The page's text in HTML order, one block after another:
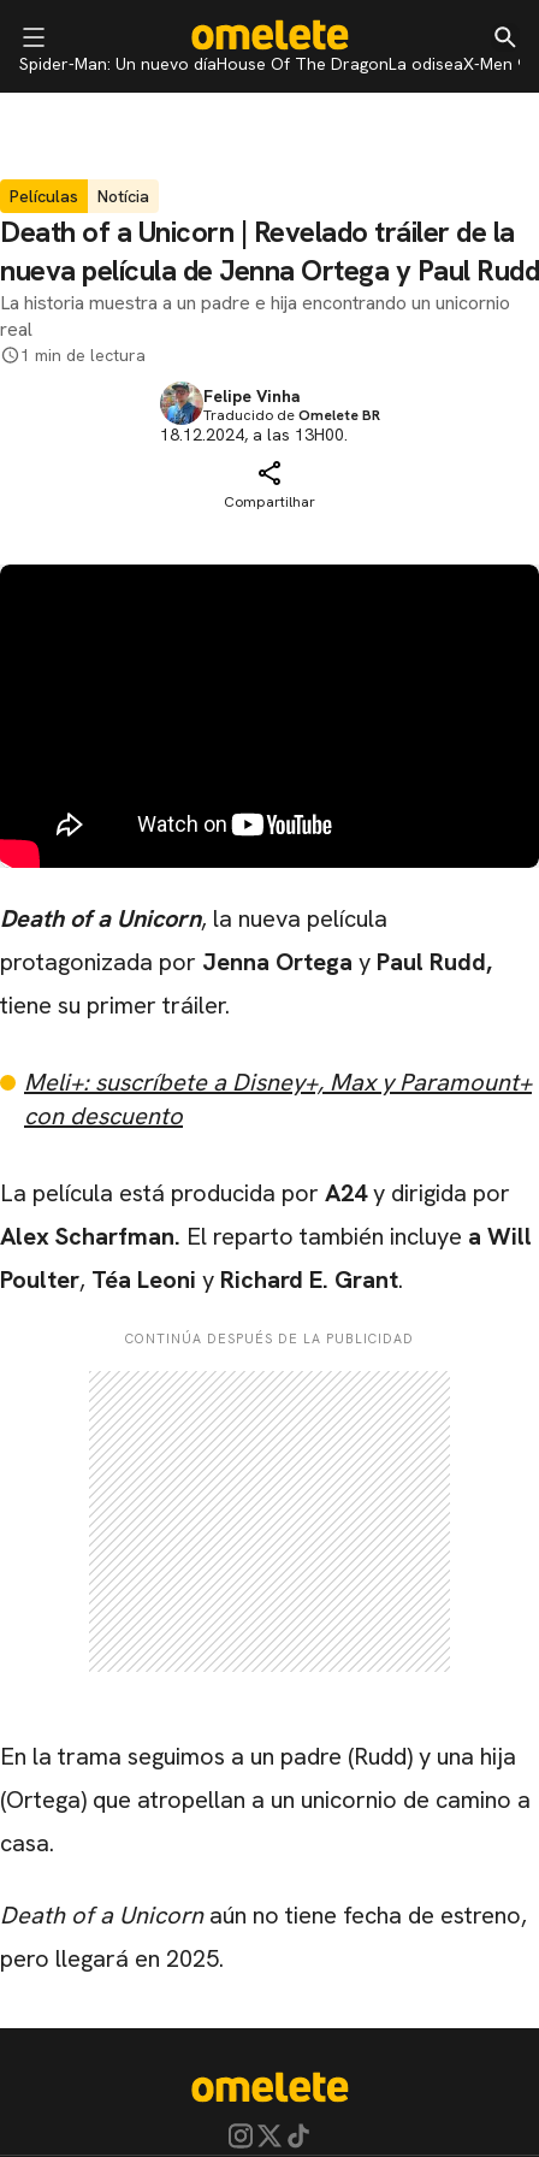
Spider-Man: Un nuevo díaHouse Of The DragonLa odiseaX-Men 97
Películas Notícia
Death of a Unicorn | Revelado tráiler de la
nueva película de Jenna Ortega y Paul Rudd
La historia muestra a un padre e hija encontrando un unicornio
real
1 min de lectura
Felipe Vinha
Traducido deOmelete BR
18.12.2024, a las 13H00.
Compartilhar
Death of a Unicorn, la nueva película
protagonizada por Jenna Ortega y Paul Rudd,
tiene su primer tráiler.
Meli+: suscríbete a Disney+, Max y Paramount+
con descuento
La película está producida por A24y dirigida por
AlexScharfman. El reparto también incluye a Will
Poulter, Téa Leoni y Richard E. Grant.
CONTINÚA DESPUÉS DE LA PUBLICIDAD
En la trama seguimos a un padre (Rudd) y una hija
(Ortega) que atropellan a un unicornio de camino a
casa.
Death of a Unicornaún no tiene fecha de estreno,
pero llegará en 2025.
CARREGANDO PUBLICIDADE